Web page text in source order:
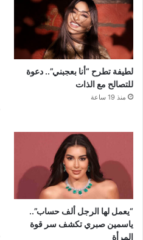
لطيفة تطرح “أنا بعجبني”.. دعوة
للتصالح مع الذات
منذ 19 ساعة
“يعمل لها الرجل ألف حساب”..
ياسمين صبري تكشف سر قوة
المرأة